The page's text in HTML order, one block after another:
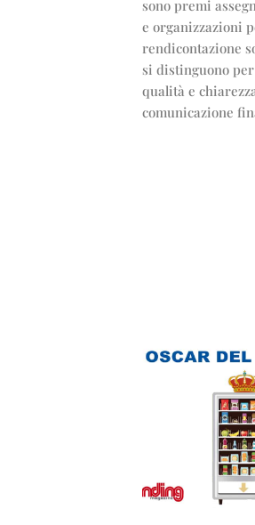
sono premi
e organizzazioni
rendicontazione
si distinguono
qualità e
comunicazione